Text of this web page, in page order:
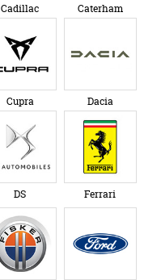
Cadillac Caterham
Cupra Dacia
DS Ferrari